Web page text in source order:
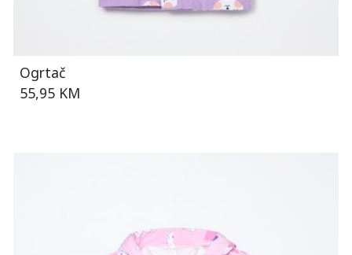
Ogrtač
55,95 KM